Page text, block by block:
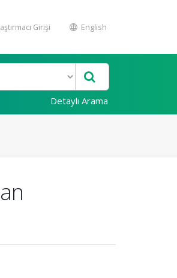
Girişi English
Detaylı Arama